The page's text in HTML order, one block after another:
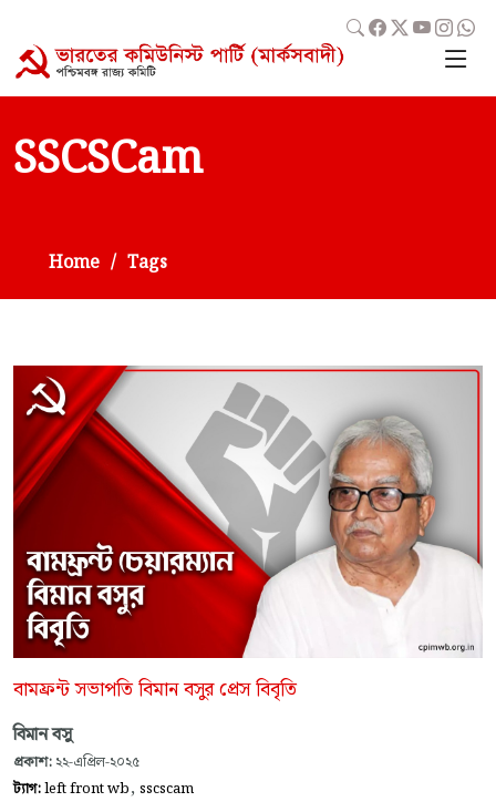
SSCSCam
Home Tags
বামফ্রন্ট সভাপতি বিমান বসুর প্রেস বিবৃতি
বিমান বসু
প্রকাশ: ২২-এপ্রিল-২০২৫
ট্যাগ:left front wb, sscscam